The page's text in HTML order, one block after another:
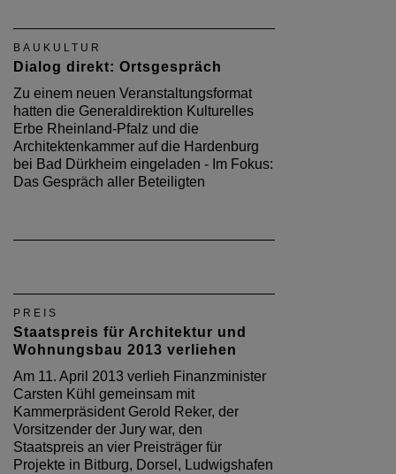
BAUKULTUR
Dialog direkt: Ortsgespräch
Zu einem neuen Veranstaltungsformat
hatten die Generaldirektion Kulturelles
Erbe Rheinland-Pfalz und die
Architektenkammer auf die Hardenburg
bei Bad Dürkheim eingeladen - Im Fokus:
Das Gespräch aller Beteiligten
PREIS
Staatspreis für Architektur und
Wohnungsbau 2013 verliehen
Am 11. April 2013 verlieh Finanzminister
Carsten Kühl gemeinsam mit
Kammerpräsident Gerold Reker, der
Vorsitzender der Jury war, den
Staatspreis an vier Preisträger für
Projekte in Bitburg, Dorsel, Ludwigshafen